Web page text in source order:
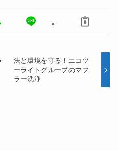
法と環境を守る！エコツ
ーライトグループのマフ
ラー洗浄